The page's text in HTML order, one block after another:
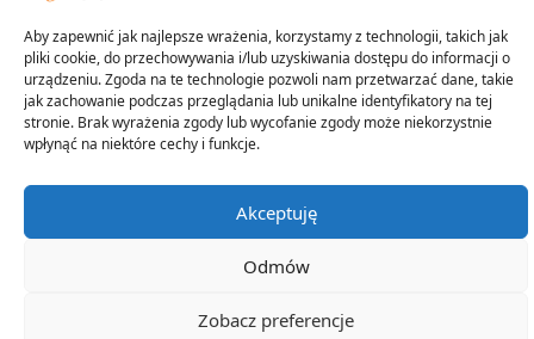
Aby zapewnić jak najlepsze wrażenia, korzystamy z technologii, takich jak
pliki cookie, do przechowywania i/lub uzyskiwania dostępu do informacji o
urządzeniu. Zgoda na te technologie pozwoli nam przetwarzać dane, takie
jak zachowanie podczas przeglądania lub unikalne identyfikatory na tej
stronie. Brak wyrażenia zgody lub wycofanie zgody może niekorzystnie
wpłynąć na niektóre cechy i funkcje.
Akceptuję
Odmów
Zobacz preferencje
WYSYŁKA W:
2025 © Znicz Polski -